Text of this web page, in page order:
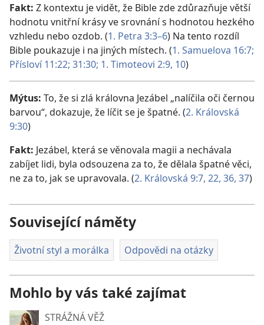
Fakt: Z kontextu je vidět, že Bible zde zdůrazňuje větší
hodnotu vnitřní krásy ve srovnání s hodnotou hezkého
vzhledu nebo ozdob. (1. Petra 3:3–6) Na tento rozdíl
Bible poukazuje i na jiných místech. (1. Samuelova 16:7;
Přísloví 11:22; 31:30; 1. Timoteovi 2:9, 10)
Mýtus: To, že si zlá královna Jezábel „nalíčila oči černou
barvou“, dokazuje, že líčit se je špatné. (2. Královská
9:30)
Fakt: Jezábel, která se věnovala magii a nechávala
zabíjet lidi, byla odsouzena za to, že dělala špatné věci,
ne za to, jak se upravovala. (2. Královská 9:7, 22, 36, 37)
Související náměty
Životní styl a morálka Odpovědi na otázky
Mohlo by vás také zajímat
STRÁŽNÁ VĚŽ